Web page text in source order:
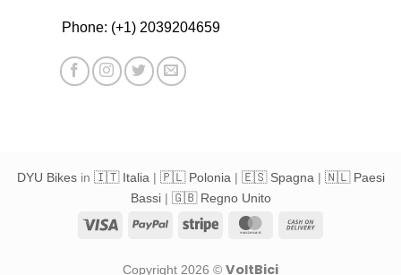
Phone: (+1) 2039204659
DYU Bikesin 🇮🇹 Italia | 🇵🇱 Polonia | 🇪🇸 Spagna | 🇳🇱 Paesi
Bassi| 🇬🇧 Regno Unito
Visa
PayPal Stripe MasterCard
Copyright 2026 © VoltBici